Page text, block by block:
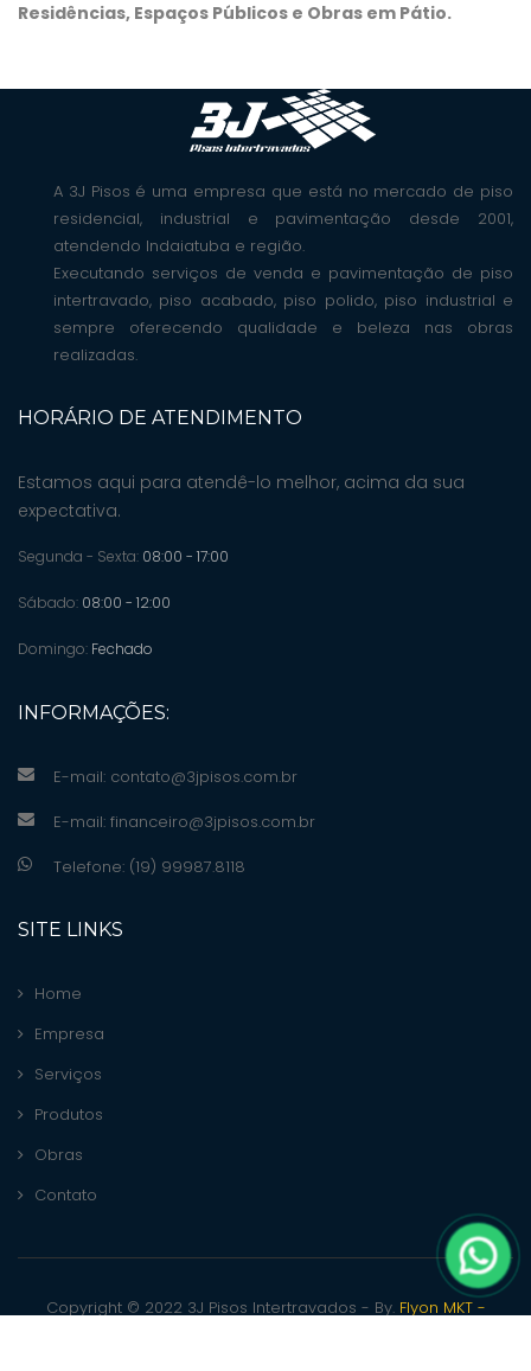
Residências, Espaços Públicos e Obras em Pátio.
A 3J Pisos é uma empresa que está no mercado de piso
residencial, industrial e pavimentação desde 2001,
atendendo Indaiatuba e região.
Executando serviços de venda e pavimentação de piso
intertravado, piso acabado, piso polido, piso industrial e
sempre oferecendo qualidade e beleza nas obras
realizadas.
HORÁRIO DE ATENDIMENTO
Estamos aqui para atendê-lo melhor, acima da sua
expectativa.
Segunda - Sexta: 08:00 - 17:00
Sábado: 08:00 - 12:00
Domingo: Fechado
INFORMAÇÕES:
E-mail: contato@3jpisos.com.br
E-mail: financeiro@3jpisos.com.br
Telefone: (19) 99987.8118
SITE LINKS
Home
Empresa
Serviços
Produtos
Obras
Contato
Copyright © 2022 3J Pisos Intertravados - By. Flyon MKT -